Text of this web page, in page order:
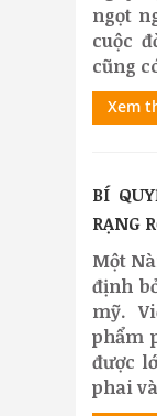
ngọt
cuộc
cũng
Xem
BÍ
RẠNG
Một
định
mỹ.
phẩm
được
phai